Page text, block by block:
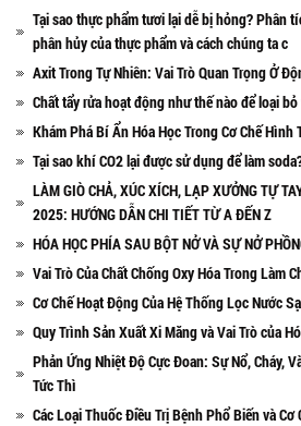
Tại sao thực phẩm tươi lại dễ bị hỏng? Phân
phân hủy của thực phẩm và cách chúng ta c
Axit Trong Tự Nhiên: Vai Trò Quan Trọng Ở
Chất tẩy rửa hoạt động như thế nào để loại
Khám Phá Bí Ẩn Hóa Học Trong Cơ Chế Hình
Tại sao khí CO2 lại được sử dụng để làm
LÀM GIÒ CHẢ, XÚC XÍCH, LẠP XƯỞNG TỰ
2025: HƯỚNG DẪN CHI TIẾT TỪ A ĐẾN Z
HÓA HỌC PHÍA SAU BỘT NỞ VÀ SỰ NỞ
Vai Trò Của Chất Chống Oxy Hóa Trong Làm
Cơ Chế Hoạt Động Của Hệ Thống Lọc Nước
Quy Trình Sản Xuất Xi Măng và Vai Trò của
Phản Ứng Nhiệt Độ Cực Đoan: Sự Nổ, Cháy,
Tức Thì
Các Loại Thuốc Điều Trị Bệnh Phổ Biến và Cơ